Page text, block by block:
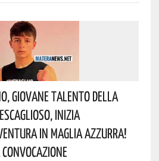
Giovane Talento Della
Inizia
In Maglia Azzurra!